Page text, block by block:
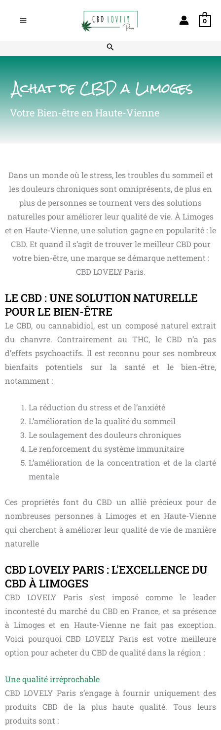
0
Rechercher
Achat de CBD a Limoges
Votre Bien-être en Haute-Vienne
Dans un monde où le stress, les troubles du sommeil et
les douleurs chroniques sont omniprésents, de plus en
plus de personnes se tournent vers des solutions
naturelles pour améliorer leur qualité de vie. À Limoges
et en Haute-Vienne, une solution gagne en popularité : le
CBD. Et quand il s’agit de trouver le meilleur CBD pour
votre bien-être, une marque se démarque nettement :
CBD LOVELY Paris.
LE CBD : UNE SOLUTION NATURELLE
POUR LE BIEN-ÊTRE
Le CBD, ou cannabidiol, est un composé naturel extrait
du chanvre. Contrairement au THC, le CBD n’a pas
d’effets psychoactifs. Il est reconnu pour ses nombreux
bienfaits potentiels sur la santé et le bien-être,
notamment :
La réduction du stress et de l’anxiété
L’amélioration de la qualité du sommeil
Le soulagement des douleurs chroniques
Le renforcement du système immunitaire
L’amélioration de la concentration et de la clarté
mentale
Ces propriétés font du CBD un allié précieux pour de
nombreuses personnes à Limoges et en Haute-Vienne
qui cherchent à améliorer leur qualité de vie de manière
naturelle
CBD LOVELY PARIS : L'EXCELLENCE DU
CBD À LIMOGES
CBD LOVELY Paris s’est imposé comme le leader
incontesté du marché du CBD en France, et sa présence
à Limoges et en Haute-Vienne ne fait pas exception.
Voici pourquoi CBD LOVELY Paris est votre meilleure
option pour acheter du CBD de qualité dans la région :
Une qualité irréprochable
CBD LOVELY Paris s’engage à fournir uniquement des
produits CBD de la plus haute qualité. Tous leurs
produits sont :